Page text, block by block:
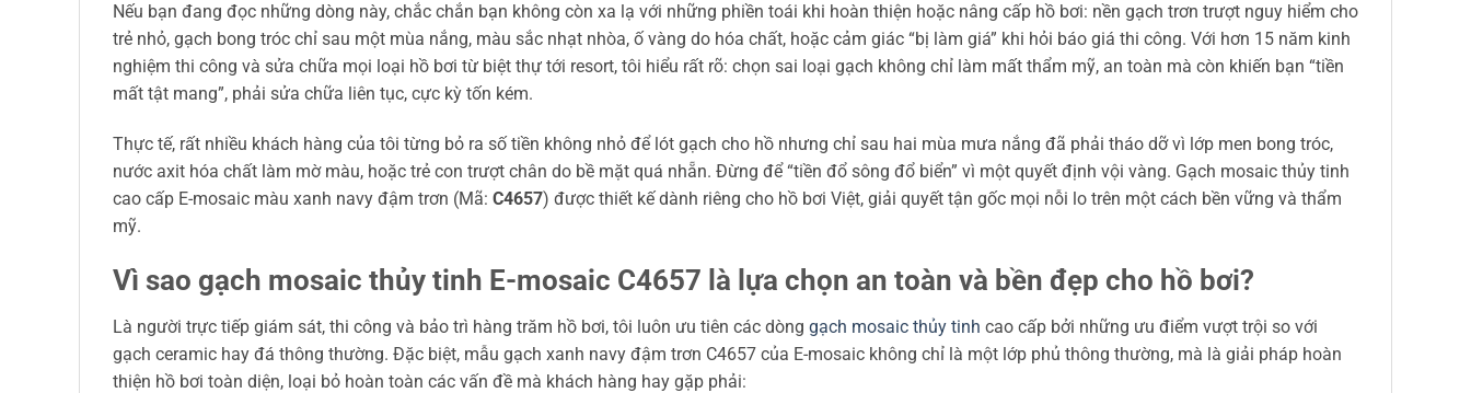
Nếu bạn đang đọc những dòng này, chắc chắn bạn không còn xa lạ với những phiền toái khi hoàn thiện hoặc nâng cấp hồ bơi: nền gạch trơn trượt nguy hiểm cho
trẻ nhỏ, gạch bong tróc chỉ sau một mùa nắng, màu sắc nhạt nhòa, ố vàng do hóa chất, hoặc cảm giác “bị làm giá” khi hỏi báo giá thi công. Với hơn 15 năm kinh
nghiệm thi công và sửa chữa mọi loại hồ bơi từ biệt thự tới resort, tôi hiểu rất rõ: chọn sai loại gạch không chỉ làm mất thẩm mỹ, an toàn mà còn khiến bạn “tiền
mất tật mang”, phải sửa chữa liên tục, cực kỳ tốn kém.
Thực tế, rất nhiều khách hàng của tôi từng bỏ ra số tiền không nhỏ để lót gạch cho hồ nhưng chỉ sau hai mùa mưa nắng đã phải tháo dỡ vì lớp men bong tróc,
nước axit hóa chất làm mờ màu, hoặc trẻ con trượt chân do bề mặt quá nhẵn. Đừng để “tiền đổ sông đổ biển” vì một quyết định vội vàng. Gạch mosaic thủy tinh
cao cấp E-mosaic màu xanh navy đậm trơn (Mã: C4657) được thiết kế dành riêng cho hồ bơi Việt, giải quyết tận gốc mọi nỗi lo trên một cách bền vững và thẩm
mỹ.
Vì sao gạch mosaic thủy tinh E-mosaic C4657 là lựa chọn an toàn và bền đẹp cho hồ bơi?
Là người trực tiếp giám sát, thi công và bảo trì hàng trăm hồ bơi, tôi luôn ưu tiên các dòng gạch mosaic thủy tinh cao cấp bởi những ưu điểm vượt trội so với
gạch ceramic hay đá thông thường. Đặc biệt, mẫu gạch xanh navy đậm trơn C4657 của E-mosaic không chỉ là một lớp phủ thông thường, mà là giải pháp hoàn
thiện hồ bơi toàn diện, loại bỏ hoàn toàn các vấn đề mà khách hàng hay gặp phải: